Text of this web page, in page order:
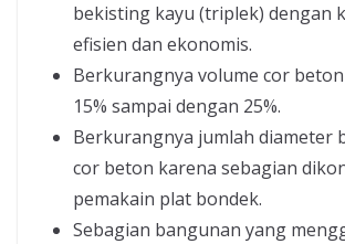
bekisting kayu (triplek) dengan
efisien dan ekonomis.
Berkurangnya volume cor
15% sampai dengan 25%.
Berkurangnya jumlah diameter
cor beton karena sebagian
pemakain plat bondek.
Sebagian bangunan yang